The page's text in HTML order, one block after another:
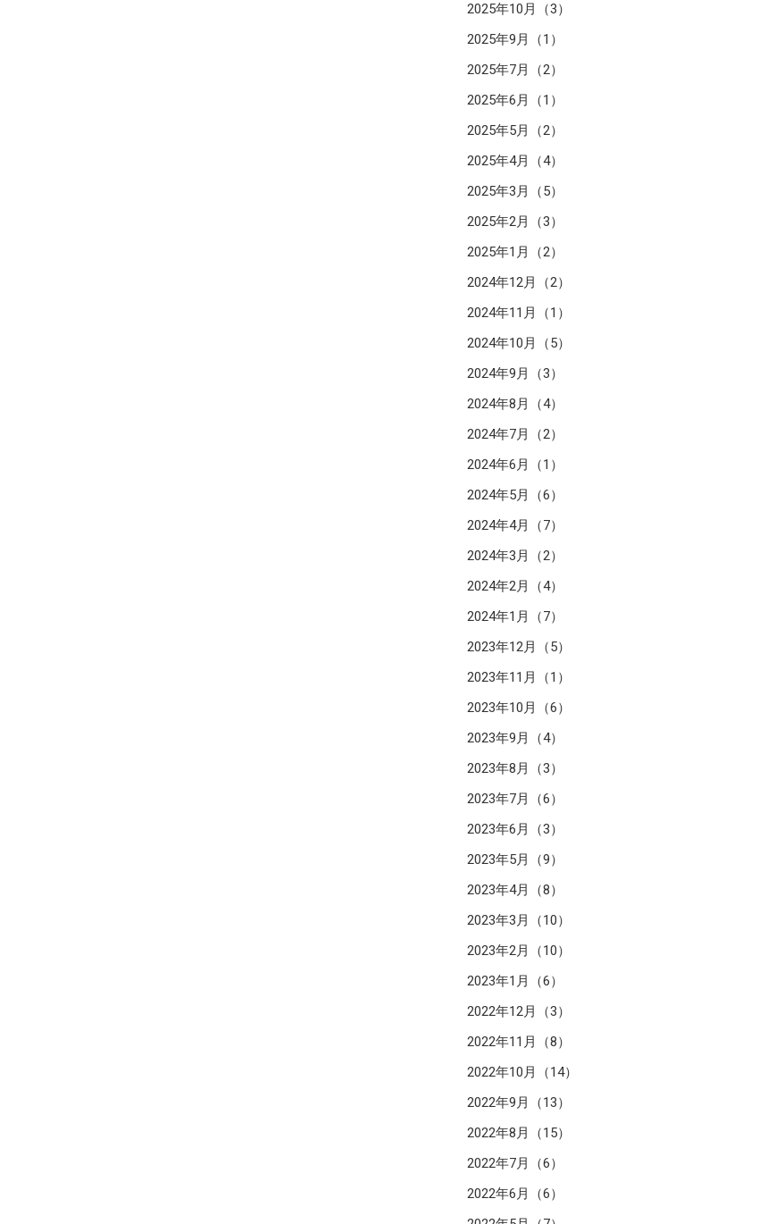
2025年10月（3）
2025年9月（1）
2025年7月（2）
2025年6月（1）
2025年5月（2）
2025年4月（4）
2025年3月（5）
2025年2月（3）
2025年1月（2）
2024年12月（2）
2024年11月（1）
2024年10月（5）
2024年9月（3）
2024年8月（4）
2024年7月（2）
2024年6月（1）
2024年5月（6）
2024年4月（7）
2024年3月（2）
2024年2月（4）
2024年1月（7）
2023年12月（5）
2023年11月（1）
2023年10月（6）
2023年9月（4）
2023年8月（3）
2023年7月（6）
2023年6月（3）
2023年5月（9）
2023年4月（8）
2023年3月（10）
2023年2月（10）
2023年1月（6）
2022年12月（3）
2022年11月（8）
2022年10月（14）
2022年9月（13）
2022年8月（15）
2022年7月（6）
2022年6月（6）